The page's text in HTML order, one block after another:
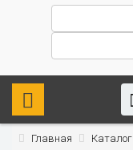
Главная Каталог